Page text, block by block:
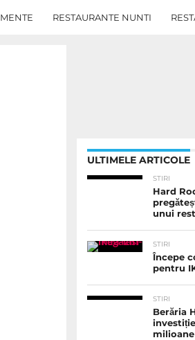
RESTAURANTE NUNTI
ULTIMELE ARTICOLE
STIRI
Hard
unui
STIRI
Începe
pentru
STIRI
Berăria